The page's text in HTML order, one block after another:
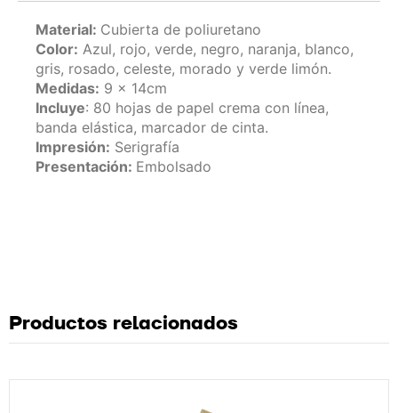
Material: Cubierta de poliuretano
Color: Azul, rojo, verde, negro, naranja, blanco,
gris, rosado, celeste, morado y verde limón.
Medidas: 9 x 14cm
Incluye: 80 hojas de papel crema con línea,
banda elástica, marcador de cinta.
Impresión: Serigrafía
Presentación: Embolsado
Productos relacionados